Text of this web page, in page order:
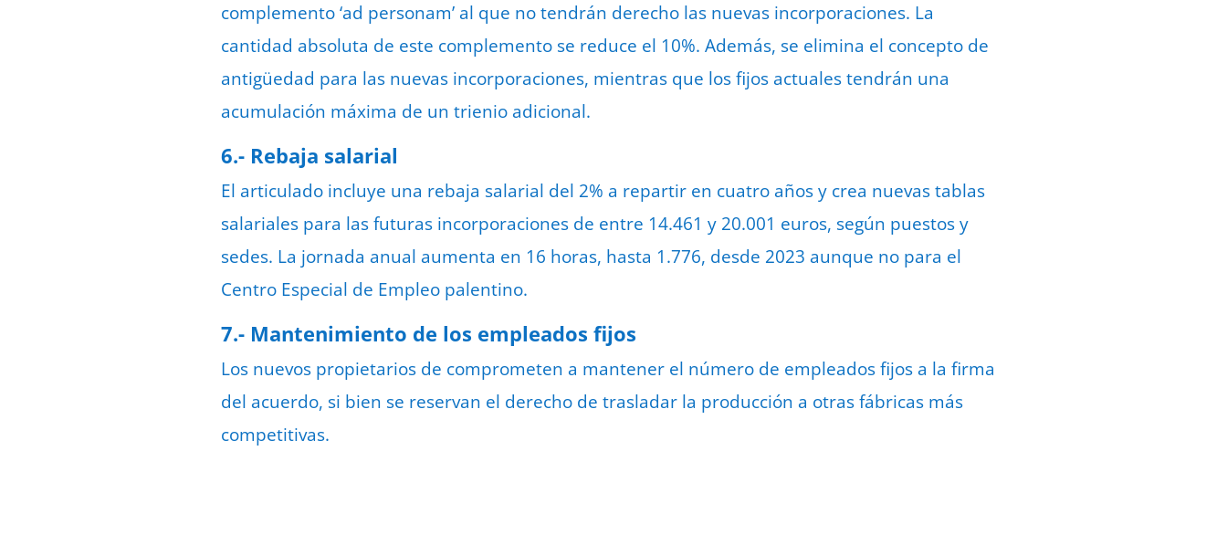
complemento ‘ad personam’ al que no tendrán derecho las nuevas incorporaciones. La
cantidad absoluta de este complemento se reduce el 10%. Además, se elimina el concepto de
antigüedad para las nuevas incorporaciones, mientras que los fijos actuales tendrán una
acumulación máxima de un trienio adicional.
6.- Rebaja salarial
El articulado incluye una rebaja salarial del 2% a repartir en cuatro años y crea nuevas tablas
salariales para las futuras incorporaciones de entre 14.461 y 20.001 euros, según puestos y
sedes. La jornada anual aumenta en 16 horas, hasta 1.776, desde 2023 aunque no para el
Centro Especial de Empleo palentino.
7.- Mantenimiento de los empleados fijos
Los nuevos propietarios de comprometen a mantener el número de empleados fijos a la firma
del acuerdo, si bien se reservan el derecho de trasladar la producción a otras fábricas más
competitivas.